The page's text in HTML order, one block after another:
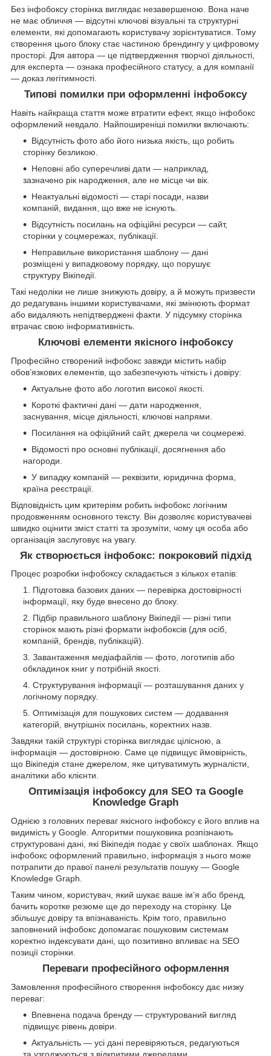
Без інфобоксу сторінка виглядає незавершеною. Вона наче
не має обличчя — відсутні ключові візуальні та структурні
елементи, які допомагають користувачу зорієнтуватися. Тому
створення цього блоку стає частиною брендингу у цифровому
просторі. Для автора — це підтвердження творчої діяльності,
для експерта — ознака професійного статусу, а для компанії
— доказ легітимності.
Типові помилки при оформленні інфобоксу
Навіть найкраща стаття може втратити ефект, якщо інфобокс
оформлений невдало. Найпоширеніші помилки включають:
Відсутність фото або його низька якість, що робить
сторінку безликою.
Неповні або суперечливі дати — наприклад,
зазначено рік народження, але не місце чи вік.
Неактуальні відомості — старі посади, назви
компаній, видання, що вже не існують.
Відсутність посилань на офіційні ресурси — сайт,
сторінки у соцмережах, публікації.
Неправильне використання шаблону — дані
розміщені у випадковому порядку, що порушує
структуру Вікіпедії.
Такі недоліки не лише знижують довіру, а й можуть призвести
до редагувань іншими користувачами, які змінюють формат
або видаляють непідтверджені факти. У підсумку сторінка
втрачає свою інформативність.
Ключові елементи якісного інфобоксу
Професійно створений інфобокс завжди містить набір
обов’язкових елементів, що забезпечують чіткість і довіру:
Актуальне фото або логотип високої якості.
Короткі фактичні дані — дати народження,
заснування, місце діяльності, ключові напрями.
Посилання на офіційний сайт, джерела чи соцмережі.
Відомості про основні публікації, досягнення або
нагороди.
У випадку компаній — реквізити, юридична форма,
країна реєстрації.
Відповідність цим критеріям робить інфобокс логічним
продовженням основного тексту. Він дозволяє користувачеві
швидко оцінити зміст статті та зрозуміти, чому ця особа або
організація заслуговує на увагу.
Як створюється інфобокс: покроковий підхід
Процес розробки інфобоксу складається з кількох етапів:
Підготовка базових даних — перевірка достовірності
інформації, яку буде внесено до блоку.
Підбір правильного шаблону Вікіпедії — різні типи
сторінок мають різні формати інфобоксів (для осіб,
компаній, брендів, публікацій).
Завантаження медіафайлів — фото, логотипів або
обкладинок книг у потрібній якості.
Структурування інформації — розташування даних у
логічному порядку.
Оптимізація для пошукових систем — додавання
категорій, внутрішніх посилань, коректних назв.
Завдяки такій структурі сторінка виглядає цілісною, а
інформація — достовірною. Саме це підвищує ймовірність,
що Вікіпедія стане джерелом, яке цитуватимуть журналісти,
аналітики або клієнти.
Оптимізація інфобоксу для SEO та Google
Knowledge Graph
Однією з головних переваг якісного інфобоксу є його вплив на
видимість у Google. Алгоритми пошуковика розпізнають
структуровані дані, які Вікіпедія подає у своїх шаблонах. Якщо
інфобокс оформлений правильно, інформація з нього може
потрапити до правої панелі результатів пошуку — Google
Knowledge Graph.
Таким чином, користувач, який шукає ваше ім’я або бренд,
бачить коротке резюме ще до переходу на сторінку. Це
збільшує довіру та впізнаваність. Крім того, правильно
заповнений інфобокс допомагає пошуковим системам
коректно індексувати дані, що позитивно впливає на SEO
позиції сторінки.
Переваги професійного оформлення
Замовлення професійного створення інфобоксу дає низку
переваг:
Впевнена подача бренду — структурований вигляд
підвищує рівень довіри.
Актуальність — усі дані перевіряються, редагуються